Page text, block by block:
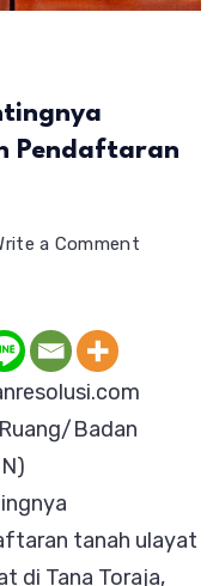
Pendaftaran
a Commenton
Ulayat
Badan
tanah ulayat
di Tana Toraja,